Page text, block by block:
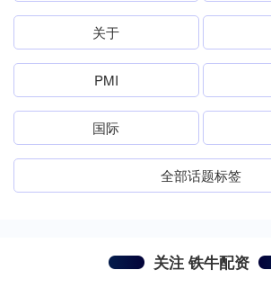
关于
PMI
国际
全部话题标签
关注 铁牛配资